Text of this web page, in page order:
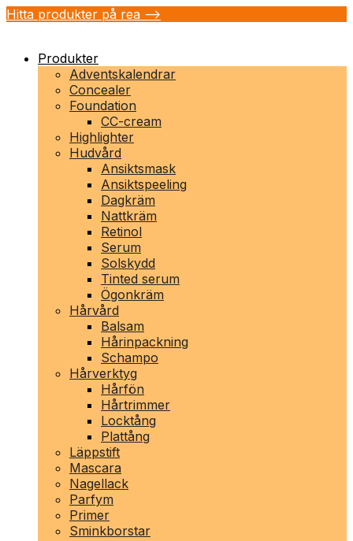
Hitta produkter på rea -->
Produkter
Adventskalendrar
Concealer
Foundation
CC-cream
Highlighter
Hudvård
Ansiktsmask
Ansiktspeeling
Dagkräm
Nattkräm
Retinol
Serum
Solskydd
Tinted serum
Ögonkräm
Hårvård
Balsam
Hårinpackning
Schampo
Hårverktyg
Hårfön
Hårtrimmer
Locktång
Plattång
Läppstift
Mascara
Nagellack
Parfym
Primer
Sminkborstar